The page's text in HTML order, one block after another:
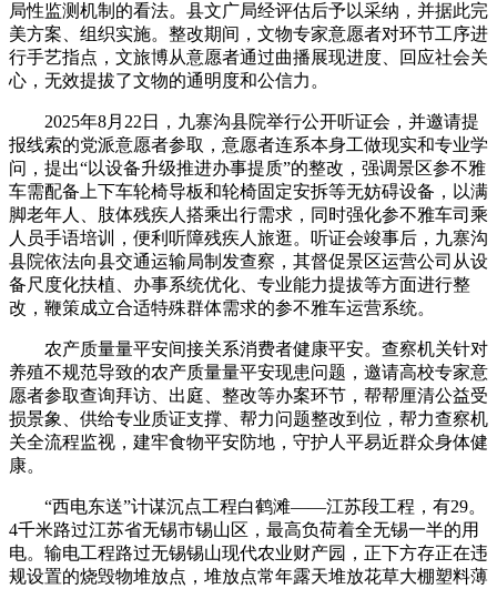
局性监测机制的看法。县文广局经评估后予以采纳，并据此完
美方案、组织实施。整改期间，文物专家意愿者对环节工序进
行手艺指点，文旅博从意愿者通过曲播展现进度、回应社会关
心，无效提拔了文物的通明度和公信力。
2025年8月22日，九寨沟县院举行公开听证会，并邀请提
报线索的党派意愿者参取，意愿者连系本身工做现实和专业学
问，提出“以设备升级推进办事提质”的整改，强调景区参不雅
车需配备上下车轮椅导板和轮椅固定安拆等无妨碍设备，以满
脚老年人、肢体残疾人搭乘出行需求，同时强化参不雅车司乘
人员手语培训，便利听障残疾人旅逛。听证会竣事后，九寨沟
县院依法向县交通运输局制发查察，其督促景区运营公司从设
备尺度化扶植、办事系统优化、专业能力提拔等方面进行整
改，鞭策成立合适特殊群体需求的参不雅车运营系统。
农产质量量平安间接关系消费者健康平安。查察机关针对
养殖不规范导致的农产质量量平安现患问题，邀请高校专家意
愿者参取查询拜访、出庭、整改等办案环节，帮帮厘清公益受
损景象、供给专业质证支撑、帮力问题整改到位，帮力查察机
关全流程监视，建牢食物平安防地，守护人平易近群众身体健
康。
“西电东送”计谋沉点工程白鹤滩——江苏段工程，有29。
4千米路过江苏省无锡市锡山区，最高负荷着全无锡一半的用
电。输电工程路过无锡锡山现代农业财产园，正下方存正在违
规设置的烧毁物堆放点，堆放点常年露天堆放花草大棚塑料薄